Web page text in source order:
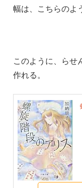
幅は、こちらのよ
このように、らせ
作れる。